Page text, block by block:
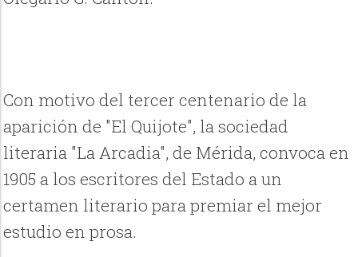
Con motivo del tercer centenario de la
aparición de "El Quijote", la sociedad
literaria "La Arcadia", de Mérida, convoca en
1905 a los escritores del Estado a un
certamen literario para premiar el mejor
estudio en prosa.